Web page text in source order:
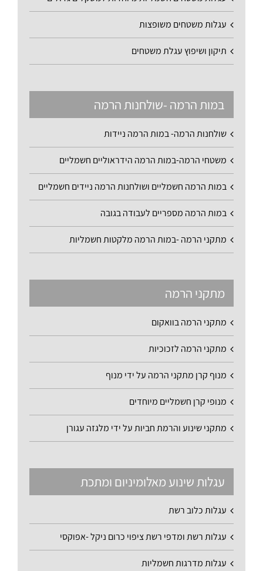
עגלות משטחים משופצות
תיקון ושיפוץ עגלת משטחים
במות הרמה -שולחנות הרמה
שולחנות הרמה- במות הרמה ניידות
משטחי הרמה-במות הרמה הידראוליים חשמליים
במות הרמה חשמליים ושולחנות הרמה ניידים חשמליים
במות הרמה מספריים לעבודה בגובה
מתקני הרמה -במות הרמה מלקטות חשמליות
מתקני הרמה
מתקני הרמה בוואקום
מתקני הרמה לזכוכיות
מנוף קרן מתקני הרמה על ידי מנוף
מנופי קרן חשמליים מיוחדים
מתקני שינוע והרמת חביות על ידי מלגזה עגורן
עגלות שינוע מאלומיניום ומתכת
עגלות כלוב רשת
עגלות רשת ומדפי רשת ציפוי כרום ניקל -אפוקסי
עגלות מדרגות חשמליות